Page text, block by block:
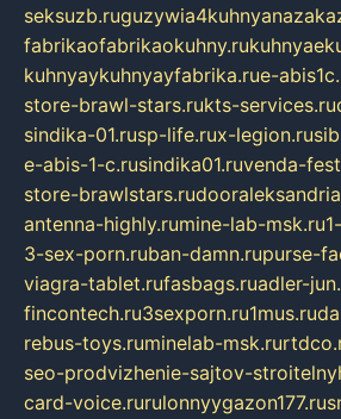
seksuzb.ru
fabrikaofabrikaokuhny.ru
kuhnyaykuhnyayfabrika.rue-
store-brawl-stars.rukts-services.ru
sindika-01.rusp-life.rux-legion.ru
e-abis-1-c.rusindika01.ruvenda-
store-brawlstars.ru
antenna-highly.rumine-lab-msk.ru
3-sex-porn.ruban-damn.rupurse-
viagra-tablet.rufasbags.ruadler-
fincontech.ru3sexporn.ru1mus.ru
rebus-toys.ruminelab-msk.ru
seo-prodvizhenie-sajtov-
card-voice.rurulonnyygazon177.ru